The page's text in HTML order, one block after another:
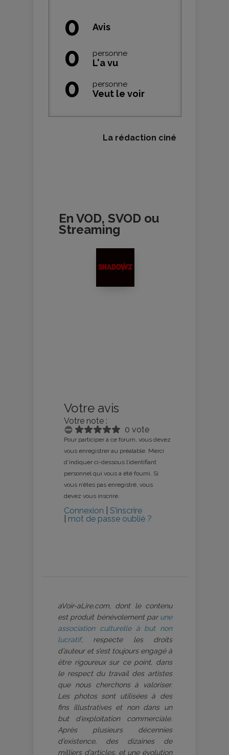
0 Avis
0 personne
L'a vu
0 personne
Veut le voir
La rédaction ciné
En VOD, SVOD ou
Streaming
Votre avis
Votre note :
0 vote
Pour participer à ce forum, vous devez
vous enregistrer au préalable. Merci
d’indiquer ci-dessous l’identifiant
personnel qui vous a été fourni. Si
vous n’êtes pas enregistré, vous
devez vous inscrire.
Connexion
S’inscrire
mot de passe oublié ?
aVoir-aLire.com, dont le contenu
est produit bénévolement par une
association culturelle à but non
lucratif, respecte les droits
d’auteur et s’est toujours engagé à
être rigoureux sur ce point, dans
le respect du travail des artistes
que nous cherchons à valoriser.
Les photos sont utilisées à des
fins illustratives et non dans un
but d’exploitation commerciale.
Après plusieurs décennies
d’existence, des dizaines de
milliers d’articles, et une évolution